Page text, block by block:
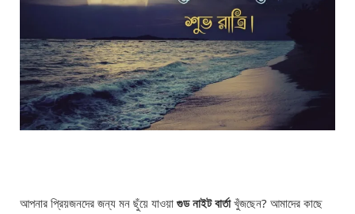
আপনার প্রিয়জনদের জন্য মন ছুঁয়ে যাওয়া গুড নাইটবার্তাখুঁজছেন? আমাদের কাছে